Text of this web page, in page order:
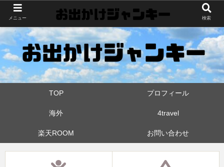
世界中・日本中を旅したおでかけ狂なパパが埼玉県と近県の公園やお出かけス
ポットを攻めています！たまに登山も
TOP プロフィール
海外 4travel
楽天ROOM お問い合わせ
メニュー 検索